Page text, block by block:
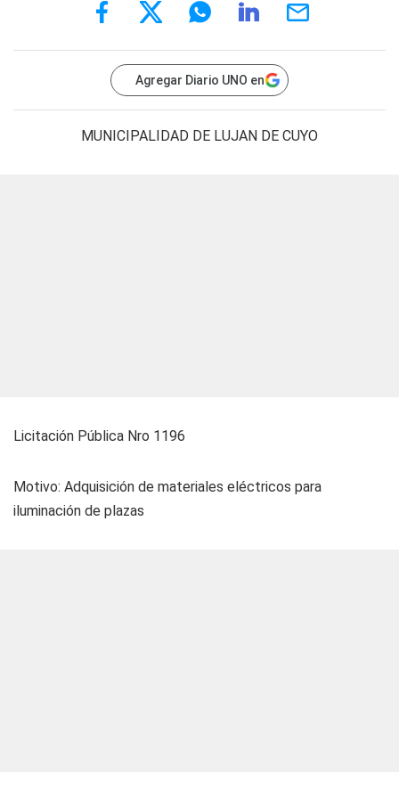
Agregar Diario UNO en
MUNICIPALIDAD DE LUJAN DE CUYO
Licitación Pública Nro 1196
Motivo: Adquisición de materiales eléctricos para
iluminación de plazas